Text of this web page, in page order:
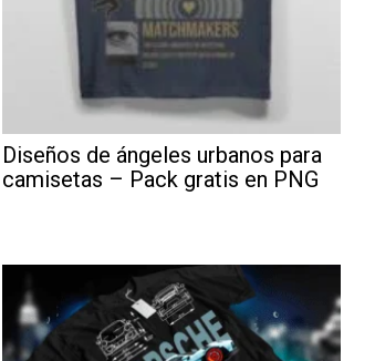
Diseños de ángeles urbanos para
camisetas – Pack gratis en PNG